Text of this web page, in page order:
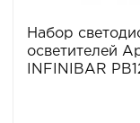
Набор
осветителей
INFINIBAR